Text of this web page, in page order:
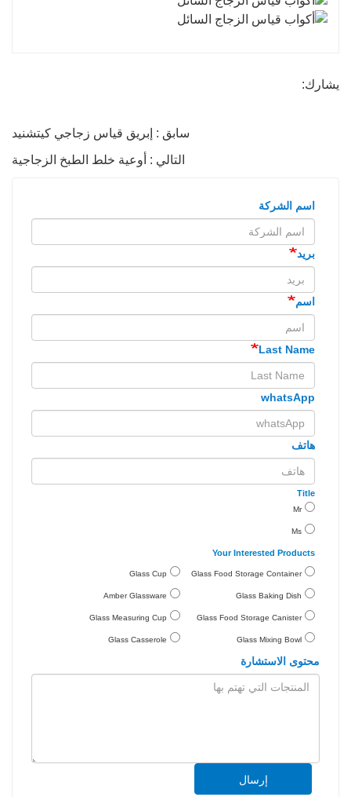
يشارك:
سابق : إبريق قياس زجاجي كيتشنيد
التالي : أوعية خلط الطبخ الزجاجية
اسم الشركة
بريد
اسم
Last Name
whatsApp
هاتف
Title
Mr
Ms
Your Interested Products
Glass Food Storage Container
Glass Baking Dish
Glass Food Storage Canister
Glass Mixing Bowl
Glass Cup
Amber Glassware
Glass Measuring Cup
Glass Casserole
محتوى الاستشارة
إرسال